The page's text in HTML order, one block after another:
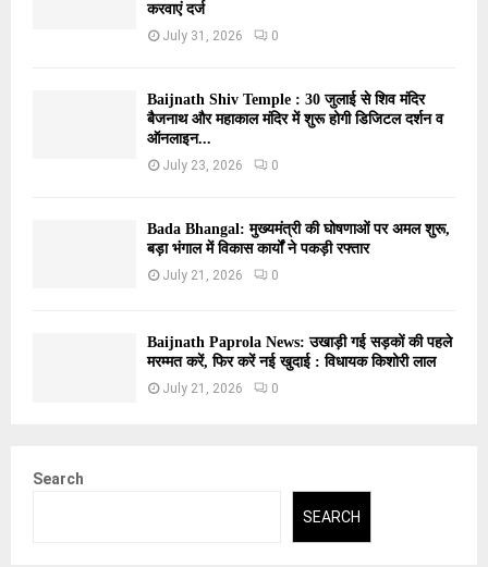
करवाएं दर्ज
July 31, 2026 0
Baijnath Shiv Temple : 30 जुलाई से शिव मंदिर
बैजनाथ और महाकाल मंदिर में शुरू होगी डिजिटल दर्शन व
ऑनलाइन...
July 23, 2026 0
Bada Bhangal: मुख्यमंत्री की घोषणाओं पर अमल शुरू,
बड़ा भंगाल में विकास कार्यों ने पकड़ी रफ्तार
July 21, 2026 0
Baijnath Paprola News: उखाड़ी गई सड़कों की पहले
मरम्मत करें, फिर करें नई खुदाई : विधायक किशोरी लाल
July 21, 2026 0
Search
SEARCH